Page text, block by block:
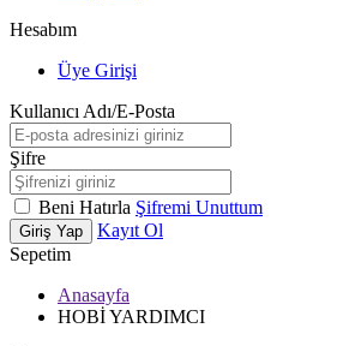
Hesabım
Üye Girişi
Kullanıcı Adı/E-Posta
Şifre
Beni Hatırla Şifremi Unuttum
Giriş Yap
Kayıt Ol
Sepetim
Anasayfa
HOBİ YARDIMCI